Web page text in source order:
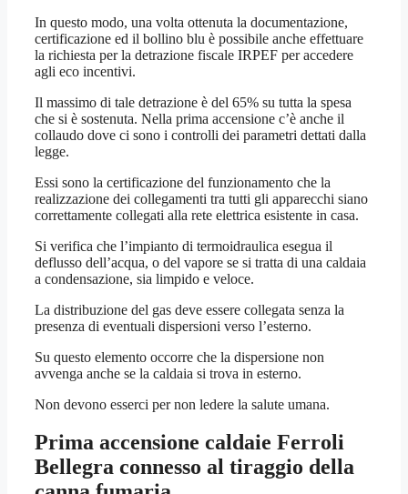
In questo modo, una volta ottenuta la documentazione,
certificazione ed il bollino blu è possibile anche effettuare
la richiesta per la detrazione fiscale IRPEF per accedere
agli eco incentivi.
Il massimo di tale detrazione è del 65% su tutta la spesa
che si è sostenuta. Nella prima accensione c’è anche il
collaudo dove ci sono i controlli dei parametri dettati dalla
legge.
Essi sono la certificazione del funzionamento che la
realizzazione dei collegamenti tra tutti gli apparecchi siano
correttamente collegati alla rete elettrica esistente in casa.
Si verifica che l’impianto di termoidraulica esegua il
deflusso dell’acqua, o del vapore se si tratta di una caldaia
a condensazione, sia limpido e veloce.
La distribuzione del gas deve essere collegata senza la
presenza di eventuali dispersioni verso l’esterno.
Su questo elemento occorre che la dispersione non
avvenga anche se la caldaia si trova in esterno.
Non devono esserci per non ledere la salute umana.
Prima accensione caldaie Ferroli
Bellegra connesso al tiraggio della